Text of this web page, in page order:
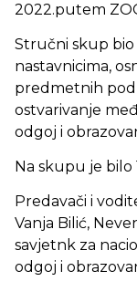
2022.putem
Stručni skup
nastavnicima,
predmetnih
ostvarivanje
odgoj i
Na skupu je bilo
Predavači i
Vanja Bilić,
savjetnk za
odgoj i